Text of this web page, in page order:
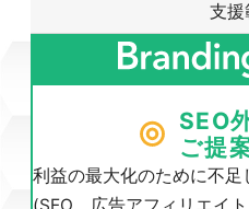
支援
SEO
ご提
利益の最大化のために不足
(SEO、広告アフィリエイ